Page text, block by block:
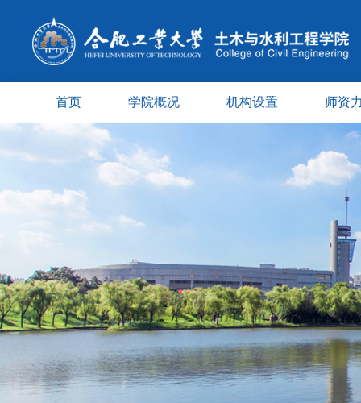
首页 学院概况 机构设置 师资